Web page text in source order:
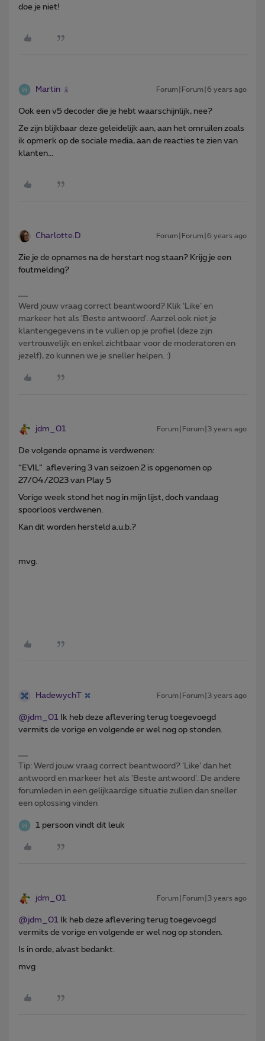
doe je niet!
Martin Forum|Forum|6 years ago
Ook een v5 decoder die je hebt waarschijnlijk, nee?
Ze zijn blijkbaar deze geleidelijk aan, aan het omruilen zoals
ik opmerk op de sociale media, aan de reacties te zien van
klanten...
Charlotte.D Forum|Forum|6 years ago
Zie je de opnames na de herstart nog staan? Krijg je een
foutmelding?
Werd jouw vraag correct beantwoord? Klik ‘Like’ en
markeer het als 'Beste antwoord'. Aarzel ook niet je
klantengegevens in te vullen op je profiel (deze zijn
vertrouwelijk en enkel zichtbaar voor de moderatoren en
jezelf), zo kunnen we je sneller helpen. :)
jdm_01 Forum|Forum|3 years ago
De volgende opname is verdwenen:
“EVIL” aflevering 3 van seizoen 2 is opgenomen op
27/04/2023 van Play 5
Vorige week stond het nog in mijn lijst, doch vandaag
spoorloos verdwenen.
Kan dit worden hersteld a.u.b.?
mvg.
HadewychT Forum|Forum|3 years ago
@jdm_01
Ik heb deze aflevering terug toegevoegd
vermits de vorige en volgende er wel nog op stonden.
Tip: Werd jouw vraag correct beantwoord? ‘Like’ dan het
antwoord en markeer het als 'Beste antwoord'. De andere
forumleden in een gelijkaardige situatie zullen dan sneller
een oplossing vinden
1 persoon vindt dit leuk
jdm_01 Forum|Forum|3 years ago
@jdm_01
Ik heb deze aflevering terug toegevoegd
vermits de vorige en volgende er wel nog op stonden.
Is in orde, alvast bedankt.
mvg